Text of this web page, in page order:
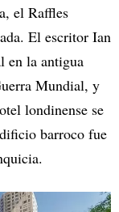
el Raffles
El escritor Ian
en la antigua
Mundial, y
londinense se
barroco fue